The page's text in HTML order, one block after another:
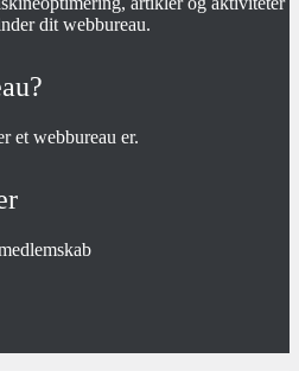
dit webbureau.
et webbureau er.